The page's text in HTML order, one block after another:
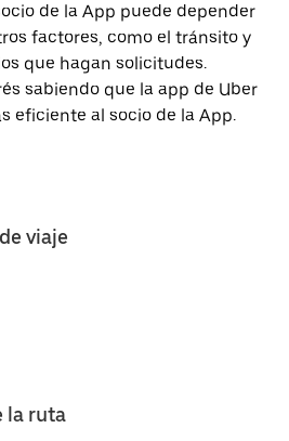
de la App puede depender
factores, como el tránsito y
que hagan solicitudes.
sabiendo que la app de Uber
eficiente al socio de la App.
viaje
la ruta